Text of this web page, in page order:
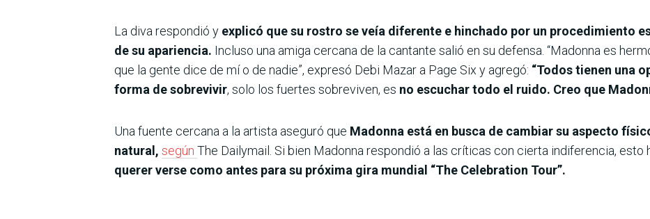
La diva respondió y explicó que su rostro se veía diferente e hinchado por un procedimiento
de su apariencia. Incluso una amiga cercana de la cantante salió en su defensa. “Madonna es
que la gente dice de mí o de nadie”, expresó Debi Mazar a Page Six y agregó: “Todos tienen una
forma de sobrevivir, solo los fuertes sobreviven, es no escuchar todo el ruido. Creo que
Una fuente cercana a la artista aseguró que Madonna está en busca de cambiar su aspecto
natural, según The Dailymail. Si bien Madonna respondió a las críticas con cierta indiferencia, esto
querer verse como antes para su próxima gira mundial “The Celebration Tour”.